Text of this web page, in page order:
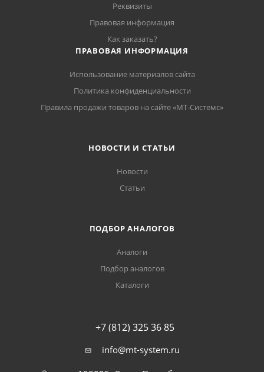
Реквизиты
Правовая информация
Как заказать?
ПРАВОВАЯ ИНФОРМАЦИЯ
Использование материалов сайта
Политика конфиденциальности
Правила продажи товаров на сайте «МТ-Системс»
НОВОСТИ И СТАТЬИ
Новости
Статьи
ПОДБОР АНАЛОГОВ
Аналоги
Подбор аналогов
Каталоги
+7 (812) 325 36 85
info@mt-system.ru